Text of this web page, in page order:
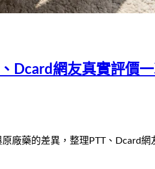
Dcard網友真實評價
廠藥的差異，整理PTT、Dcard